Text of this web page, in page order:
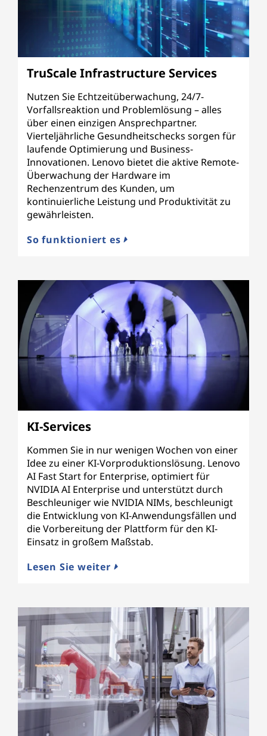
TruScale Infrastructure Services
Nutzen Sie Echtzeitüberwachung, 24/7-
Vorfallsreaktion und Problemlösung – alles
über einen einzigen Ansprechpartner.
Vierteljährliche Gesundheitschecks sorgen für
laufende Optimierung und Business-
Innovationen. Lenovo bietet die aktive Remote-
Überwachung der Hardware im
Rechenzentrum des Kunden, um
kontinuierliche Leistung und Produktivität zu
gewährleisten.
So funktioniert es
KI-Services
Kommen Sie in nur wenigen Wochen von einer
Idee zu einer KI-Vorproduktionslösung. Lenovo
AI Fast Start for Enterprise, optimiert für
NVIDIA AI Enterprise und unterstützt durch
Beschleuniger wie NVIDIA NIMs, beschleunigt
die Entwicklung von KI-Anwendungsfällen und
die Vorbereitung der Plattform für den KI-
Einsatz in großem Maßstab.
Lesen Sie weiter